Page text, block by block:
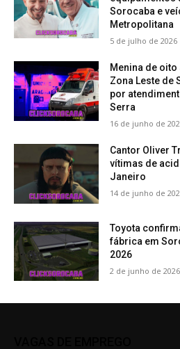
Sorocaba e
Metropolitana
5 de julho de 2026
Menina de oito
Zona Leste de
por
Serra
16 de junho de
Cantor Oliver
vítimas de
Janeiro
14 de junho de
Toyota
fábrica em
2026
2 de junho de 2026